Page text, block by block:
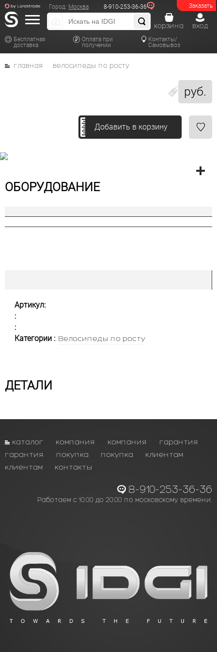
Заказать
Город: Москва 8-910-253-36-36
Бесплатная
доставка
Оплата при
получении
Контакты/
Самовывоз
вход
корзина
руб.
главная велосипеды по росту
Добавить в корзину
ОБОРУДОВАНИЕ
Артикул:
:
:
Категории : Велосипеды по росту
ДЕТАЛИ
каталог компания компания
гарантия
гарантия
покупка покупка
клиентам
клиентам
контакты
8-910-253-36-36
Работаем с 10.00 до 20.00 по московскому времени.